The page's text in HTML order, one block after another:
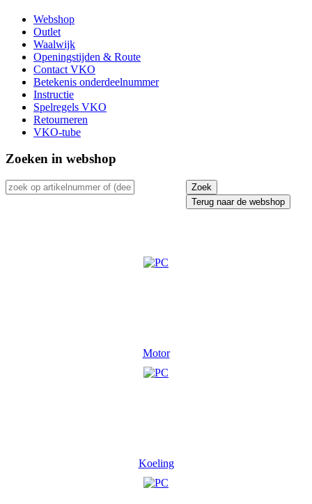
Webshop
Outlet
Waalwijk
Openingstijden & Route
Contact VKO
Betekenis onderdeelnummer
Instructie
Spelregels VKO
Retourneren
VKO-tube
Zoeken in webshop
Terug naar de webshop
Motor
Koeling